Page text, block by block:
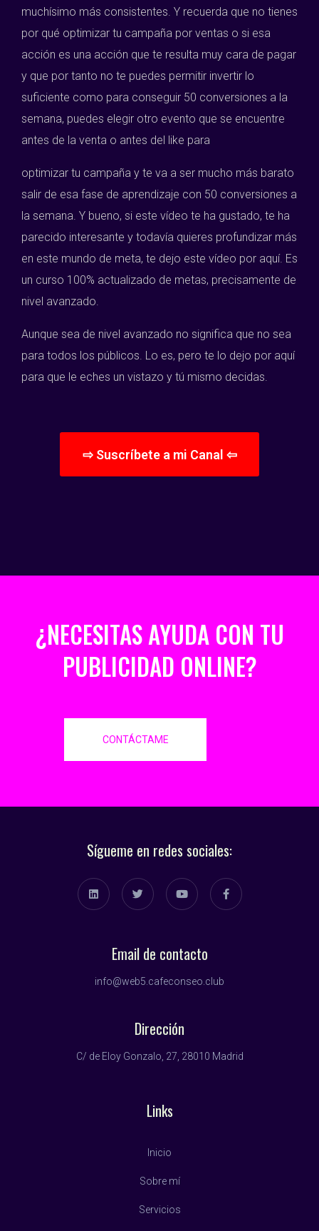
muchísimo más consistentes. Y recuerda que no tienes
por qué optimizar tu campaña por ventas o si esa
acción es una acción que te resulta muy cara de pagar
y que por tanto no te puedes permitir invertir lo
suficiente como para conseguir 50 conversiones a la
semana, puedes elegir otro evento que se encuentre
antes de la venta o antes del like para
optimizar tu campaña y te va a ser mucho más barato
salir de esa fase de aprendizaje con 50 conversiones a
la semana. Y bueno, si este vídeo te ha gustado, te ha
parecido interesante y todavía quieres profundizar más
en este mundo de meta, te dejo este vídeo por aquí. Es
un curso 100% actualizado de metas, precisamente de
nivel avanzado.
Aunque sea de nivel avanzado no significa que no sea
para todos los públicos. Lo es, pero te lo dejo por aquí
para que le eches un vistazo y tú mismo decidas.
⇨ Suscríbete a mi Canal ⇦
¿NECESITAS AYUDA CON TU
PUBLICIDAD ONLINE?
CONTÁCTAME
Sígueme en redes sociales:
Email de contacto
info@web5.cafeconseo.club
Dirección
C/ de Eloy Gonzalo, 27, 28010 Madrid
Links
Inicio
Sobre mí
Servicios